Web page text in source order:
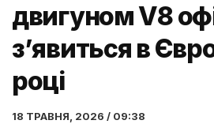
двигуном V8
з’явиться в
році
18 ТРАВНЯ, 2026 / 09:38